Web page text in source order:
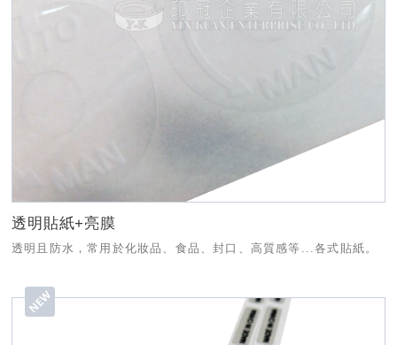
透明貼紙+亮膜
透明且防水，常用於化妝品、食品、封口、高質感等...各式貼紙。